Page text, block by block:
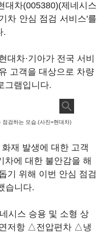
대차(005380)(제네시스
차 안심 점검 서비스'를
.
대차·기아가 전국 서비
고객을 대상으로 차량
그램입니다.
점검하는 모습.(사진=현대차)
재 발생에 대한 고객
차에 대한 불안감을 해
기 위해 이번 안심 점검
습니다.
시스 승용 및 소형 상
저항 △전압편차 △냉